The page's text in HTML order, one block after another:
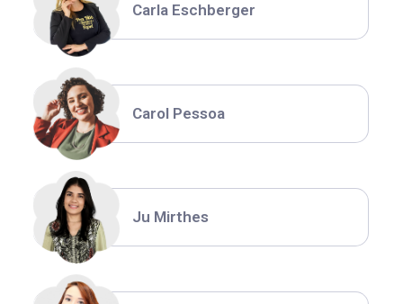
Carla Eschberger
Carol Pessoa
Ju Mirthes